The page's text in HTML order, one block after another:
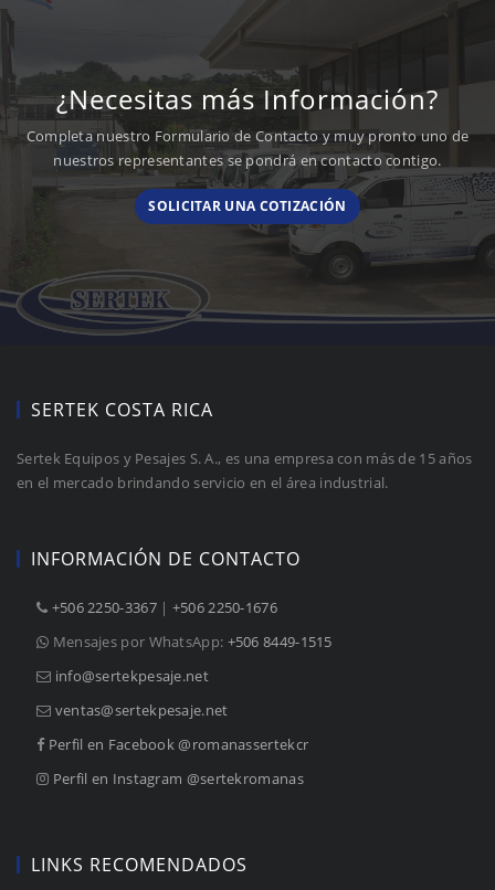
¿Necesitas más Información?
Completa nuestro Formulario de Contacto y muy pronto uno de
nuestros representantes se pondrá en contacto contigo.
SOLICITAR UNA COTIZACIÓN
SERTEK COSTA RICA
Sertek Equipos y Pesajes S. A., es una empresa con más de 15 años
en el mercado brindando servicio en el área industrial.
INFORMACIÓN DE CONTACTO
+506 2250-3367 | +506 2250-1676
Mensajes por WhatsApp: +506 8449-1515
info@sertekpesaje.net
ventas@sertekpesaje.net
Perfil en Facebook @romanassertekcr
Perfil en Instagram @sertekromanas
LINKS RECOMENDADOS